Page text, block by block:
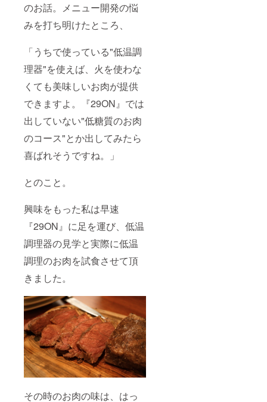
のお話。メニュー開発の悩
みを打ち明けたところ、
「うちで使っている"低温調
理器"を使えば、火を使わな
くても美味しいお肉が提供
できますよ。『29ON』では
出していない"低糖質のお肉
のコース"とか出してみたら
喜ばれそうですね。」
とのこと。
興味をもった私は早速
『29ON』に足を運び、低温
調理器の見学と実際に低温
調理のお肉を試食させて頂
きました。
その時のお肉の味は、はっ